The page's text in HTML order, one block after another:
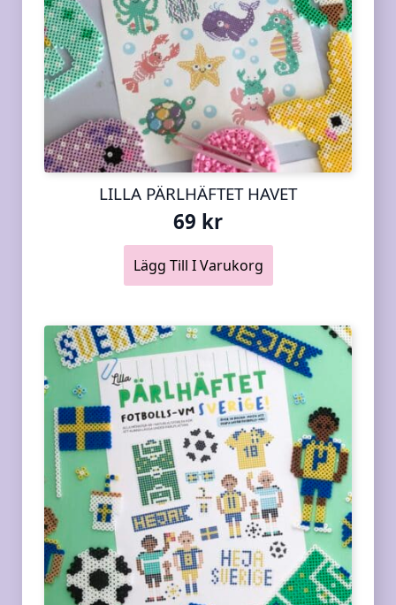
LILLA PÄRLHÄFTET HAVET
69 kr
Lägg Till I Varukorg